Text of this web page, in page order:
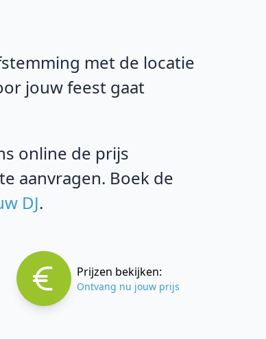
met de locatie
jouw feest gaat
online de prijs
aanvragen. Boek de
DJ.
Prijzen bekijken:
Ontvang nu jouw prijs